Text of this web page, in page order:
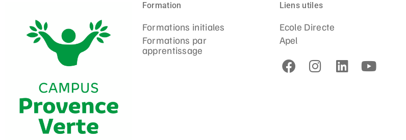
Formation
Formations initiales
Formations par
apprentissage
Liens utiles
Ecole Directe
Apel